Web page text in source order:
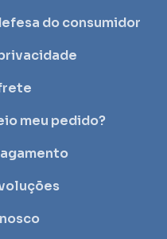
do consumidor
meu pedido?